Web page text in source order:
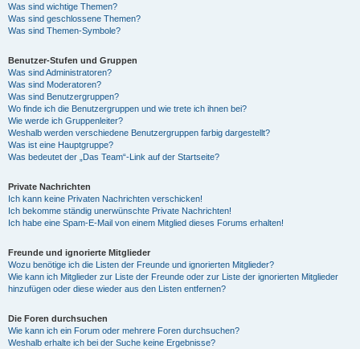
Was sind wichtige Themen?
Was sind geschlossene Themen?
Was sind Themen-Symbole?
Benutzer-Stufen und Gruppen
Was sind Administratoren?
Was sind Moderatoren?
Was sind Benutzergruppen?
Wo finde ich die Benutzergruppen und wie trete ich ihnen bei?
Wie werde ich Gruppenleiter?
Weshalb werden verschiedene Benutzergruppen farbig dargestellt?
Was ist eine Hauptgruppe?
Was bedeutet der „Das Team“-Link auf der Startseite?
Private Nachrichten
Ich kann keine Privaten Nachrichten verschicken!
Ich bekomme ständig unerwünschte Private Nachrichten!
Ich habe eine Spam-E-Mail von einem Mitglied dieses Forums erhalten!
Freunde und ignorierte Mitglieder
Wozu benötige ich die Listen der Freunde und ignorierten Mitglieder?
Wie kann ich Mitglieder zur Liste der Freunde oder zur Liste der ignorierten Mitglieder
hinzufügen oder diese wieder aus den Listen entfernen?
Die Foren durchsuchen
Wie kann ich ein Forum oder mehrere Foren durchsuchen?
Weshalb erhalte ich bei der Suche keine Ergebnisse?